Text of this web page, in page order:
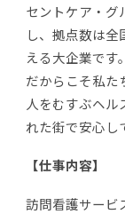
セントケア・グ
し、拠点数は
える大企業です。
だからこそ私た
人をむすぶヘ
れた街で安心し
【仕事内容】
訪問看護サービ